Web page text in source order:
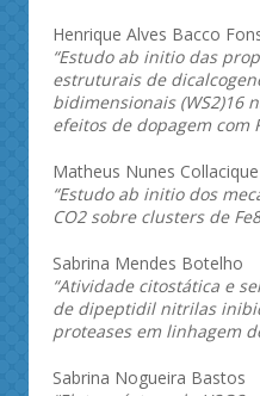
Henrique Alves Bacco
“Estudo ab initio das
estruturais de
bidimensionais (WS2)16
efeitos de dopagem com
Matheus Nunes Collacique
“Estudo ab initio dos
CO2 sobre clusters de
Sabrina Mendes Botelho
“Atividade citostática e
de dipeptidil nitrilas
proteases em linhagem
Sabrina Nogueira Bastos